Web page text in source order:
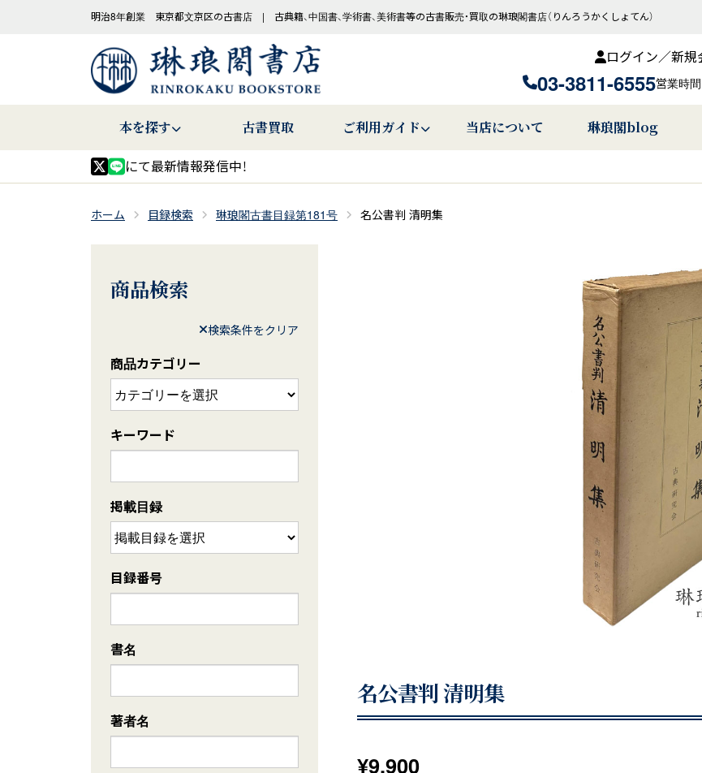
明治8年創業 東京都文京区の古書店 | 古典籍、中国書、学術書、美術書等の古書販売・買取の琳琅閣書店（りんろうかくしょてん）
ログイン／新規
03-3811-6555営業時間
本を探す 古書買取 ご利用ガイド 当店について 琳琅閣blog
にて最新情報発信中！
ホーム 目録検索 琳琅閣古書目録第181号 名公書判 清明集
名公書判 清明集
¥9,900
商品検索
検索条件をクリア
商品カテゴリー
キーワード
掲載目録
目録番号
書名
著者名